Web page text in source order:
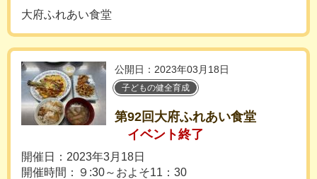
大府ふれあい食堂
公開日：2023年03月18日
子どもの健全育成
第92回大府ふれあい食堂
イベント終了
開催日：2023年3月18日
開催時間：９:30～およそ11：30